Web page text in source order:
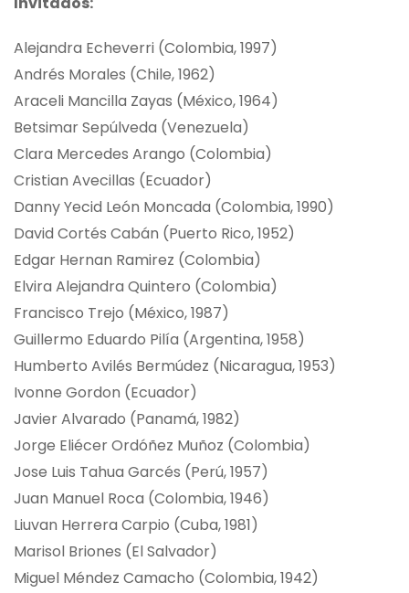
Alejandra Echeverri (Colombia, 1997)
Andrés Morales (Chile, 1962)
Araceli Mancilla Zayas (México, 1964)
Betsimar Sepúlveda (Venezuela)
Clara Mercedes Arango (Colombia)
Cristian Avecillas (Ecuador)
Danny Yecid León Moncada (Colombia, 1990)
David Cortés Cabán (Puerto Rico, 1952)
Edgar Hernan Ramirez (Colombia)
Elvira Alejandra Quintero (Colombia)
Francisco Trejo (México, 1987)
Guillermo Eduardo Pilía (Argentina, 1958)
Humberto Avilés Bermúdez (Nicaragua, 1953)
Ivonne Gordon (Ecuador)
Javier Alvarado (Panamá, 1982)
Jorge Eliécer Ordóñez Muñoz (Colombia)
Jose Luis Tahua Garcés (Perú, 1957)
Juan Manuel Roca (Colombia, 1946)
Liuvan Herrera Carpio (Cuba, 1981)
Marisol Briones (El Salvador)
Miguel Méndez Camacho (Colombia, 1942)